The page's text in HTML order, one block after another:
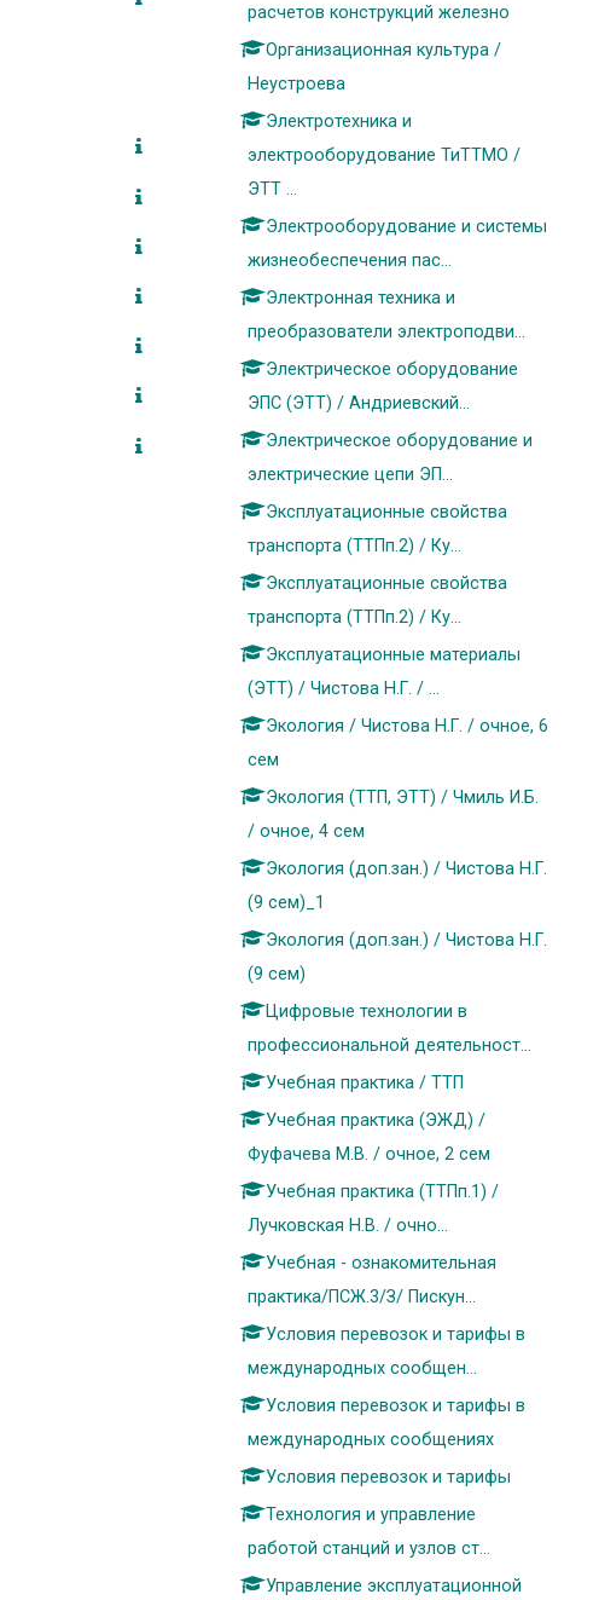
расчетов конструкций железно
Организационная культура /
Неустроева
Электротехника и
электрооборудование ТиТТМО /
ЭТТ ...
Электрооборудование и системы
жизнеобеспечения пас...
Электронная техника и
преобразователи электроподви...
Электрическое оборудование
ЭПС (ЭТТ) / Андриевский...
Электрическое оборудование и
электрические цепи ЭП...
Эксплуатационные свойства
транспорта (ТТПп.2) / Ку...
Эксплуатационные свойства
транспорта (ТТПп.2) / Ку...
Эксплуатационные материалы
(ЭТТ) / Чистова Н.Г. / ...
Экология / Чистова Н.Г. / очное, 6
сем
Экология (ТТП, ЭТТ) / Чмиль И.Б.
/ очное, 4 сем
Экология (доп.зан.) / Чистова Н.Г.
(9 сем)_1
Экология (доп.зан.) / Чистова Н.Г.
(9 сем)
Цифровые технологии в
профессиональной деятельност...
Учебная практика / ТТП
Учебная практика (ЭЖД) /
Фуфачева М.В. / очное, 2 сем
Учебная практика (ТТПп.1) /
Лучковская Н.В. / очно...
Учебная - ознакомительная
практика/ПСЖ.3/З/ Пискун...
Условия перевозок и тарифы в
международных сообщен...
Условия перевозок и тарифы в
международных сообщениях
Условия перевозок и тарифы
Технология и управление
работой станций и узлов ст...
Управление эксплуатационной